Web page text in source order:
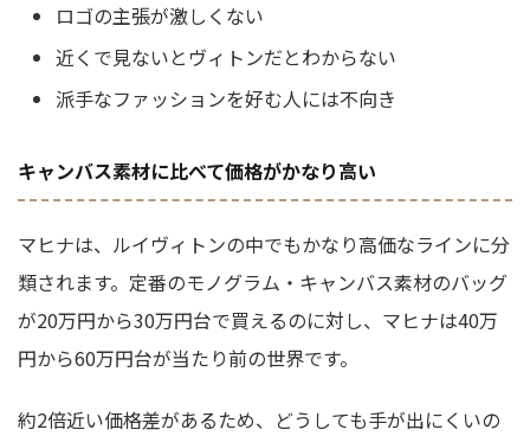
ロゴの主張が激しくない
近くで見ないとヴィトンだとわからない
派手なファッションを好む人には不向き
キャンバス素材に比べて価格がかなり高い
マヒナは、ルイヴィトンの中でもかなり高価なラインに分
類されます。定番のモノグラム・キャンバス素材のバッグ
が20万円から30万円台で買えるのに対し、マヒナは40万
円から60万円台が当たり前の世界です。
約2倍近い価格差があるため、どうしても手が出にくいの